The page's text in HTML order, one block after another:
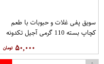
سویق پفی غلات و حبوبات با طعم
کچاپ بسته 110 گرمی آجیل تکدونه
۵۰,۰۰۰